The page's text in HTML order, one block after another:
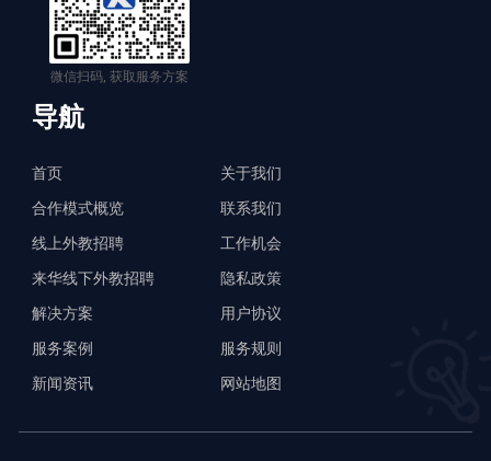
微信扫码, 获取服务方案
导航
首页
合作模式概览
线上外教招聘
来华线下外教招聘
解决方案
服务案例
新闻资讯
关于我们
联系我们
工作机会
隐私政策
用户协议
服务规则
网站地图